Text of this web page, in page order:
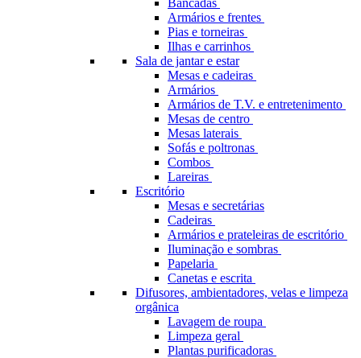
Bancadas
Armários e frentes
Pias e torneiras
Ilhas e carrinhos
Sala de jantar e estar
Mesas e cadeiras
Armários
Armários de T.V. e entretenimento
Mesas de centro
Mesas laterais
Sofás e poltronas
Combos
Lareiras
Escritório
Mesas e secretárias
Cadeiras
Armários e prateleiras de escritório
Iluminação e sombras
Papelaria
Canetas e escrita
Difusores, ambientadores, velas e limpeza
orgânica
Lavagem de roupa
Limpeza geral
Plantas purificadoras